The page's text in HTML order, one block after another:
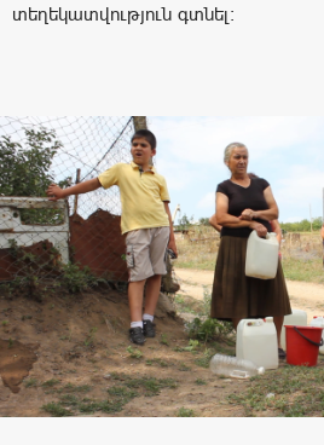
տեղեկատվություն գտնել: